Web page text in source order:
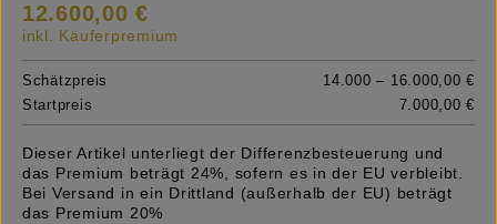
12.600,00 €
inkl. Käuferpremium
Schätzpreis
14.000 – 16.000,00 €
Startpreis
7.000,00 €
Dieser Artikel unterliegt der Differenzbesteuerung und
das Premium beträgt 24%, sofern es in der EU verbleibt.
Bei Versand in ein Drittland (außerhalb der EU) beträgt
das Premium 20%